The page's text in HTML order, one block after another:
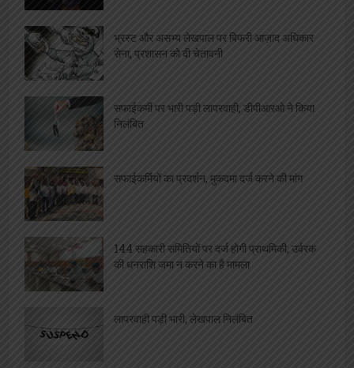
भ्रस्ट और असभ्य लेखपाल पर बिफरी आज़ाद अधिकार
सेना, प्रशासन को दी चेतावनी
सफाईकर्मी पर भारी पड़ी लापरवाही, डीपीआरओ ने किया
निलंबित
सफाईकर्मियों का प्रदर्शन, मुकदमा दर्ज करने की मांग
144 सहकारी समितियों पर दर्ज होगी प्राथमिकी, उर्वरक
की धनराशि जमा न करने का है मामला
लापरवाही पड़ी भारी, लेखपाल निलंबित